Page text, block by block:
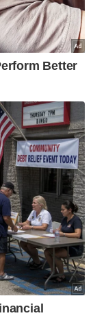
antara
Proton
lagi
setiap